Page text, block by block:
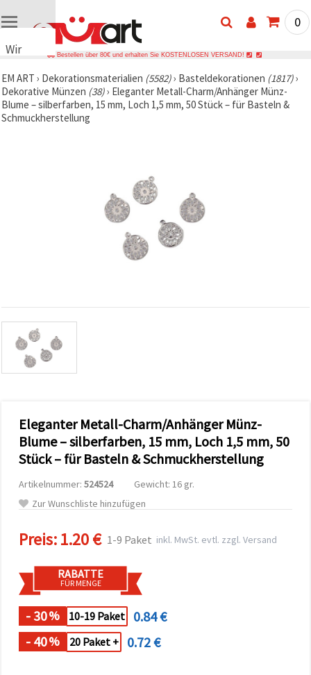
Wir
Cookies
🍪 Wir
verwenden
Cookies
Datenverkehr
zu
analysieren
sowie
relevantere
Inhalte und
Werbung
unserer
Partner für
Analyse
und
Marketing.
Sie können
Cookies
oder Ihre
Auswahl in
Einstellungen
individuell
festlegen.
Ihre
Einwilligung
können Sie
jederzeit
0
Bestellen über 80€ und erhalten Sie KOSTENLOSEN VERSAND!
EM ART › Dekorationsmaterialien (5582)› Basteldekorationen (1817)›
Dekorative Münzen (38)› Eleganter Metall-Charm/Anhänger Münz-
Blume – silberfarben, 15 mm, Loch 1,5 mm, 50 Stück – für Basteln &
Schmuckherstellung
Eleganter Metall-Charm/Anhänger Münz-
Blume – silberfarben, 15 mm, Loch 1,5 mm, 50
Stück – für Basteln & Schmuckherstellung
Artikelnummer: 524524
Gewicht: 16 gr.
Zur Wunschliste hinzufügen
Preis:1.20 € 1-9 Paket inkl. MwSt. evtl. zzgl. Versand
RABATTE
FÜR MENGE
- 30% 10-19 Paket
0.84 €
- 40% 20 Paket + 0.72 €